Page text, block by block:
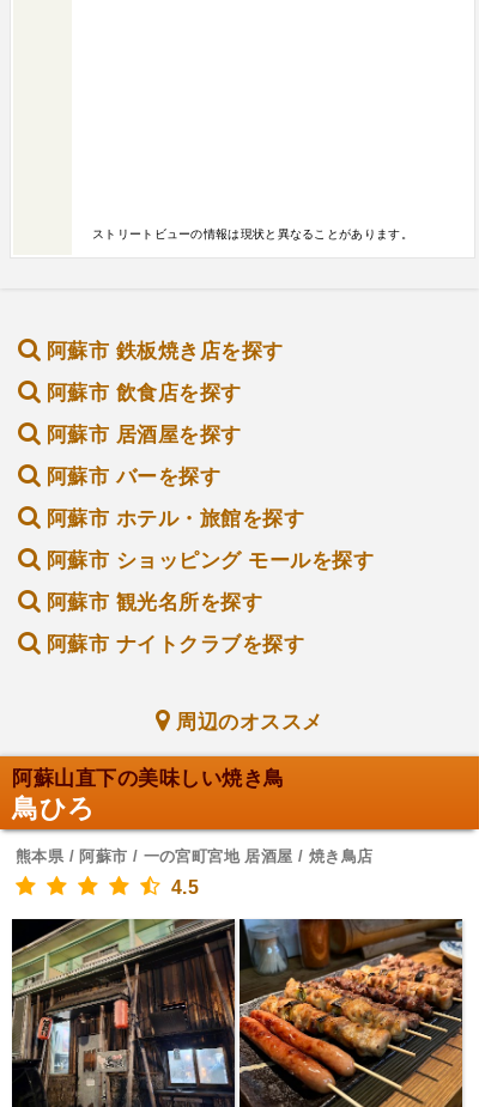
ストリートビューの情報は現状と異なることがあります。
阿蘇市 鉄板焼き店を探す
阿蘇市 飲食店を探す
阿蘇市 居酒屋を探す
阿蘇市 バーを探す
阿蘇市 ホテル・旅館を探す
阿蘇市 ショッピング モールを探す
阿蘇市 観光名所を探す
阿蘇市 ナイトクラブを探す
周辺のオススメ
阿蘇山直下の美味しい焼き鳥
鳥ひろ
熊本県 / 阿蘇市 / 一の宮町宮地 居酒屋 / 焼き鳥店
4.5